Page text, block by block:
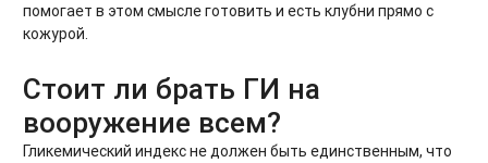
помогает в этом смысле готовить и есть клубни прямо с
кожурой.
Стоит ли брать ГИ на
вооружение всем?
Гликемический индекс не должен быть единственным, что